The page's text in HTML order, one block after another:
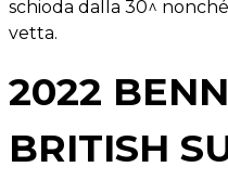
schioda dalla 30^
vetta.
2022
BRITISH